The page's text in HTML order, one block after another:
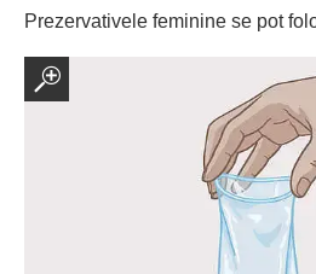
Prezervativele feminine se pot